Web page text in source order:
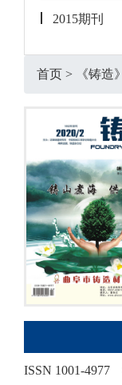
2015期刊
首页 > 《铸造》
ISSN 1001-4977